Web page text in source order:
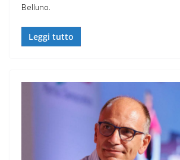
Belluno.
Leggi tutto